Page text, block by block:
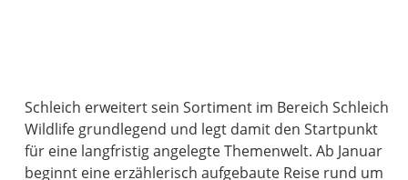
Schleich erweitert sein Sortiment im Bereich Schleich
Wildlife grundlegend und legt damit den Startpunkt
für eine langfristig angelegte Themenwelt. Ab Januar
beginnt eine erzählerisch aufgebaute Reise rund um